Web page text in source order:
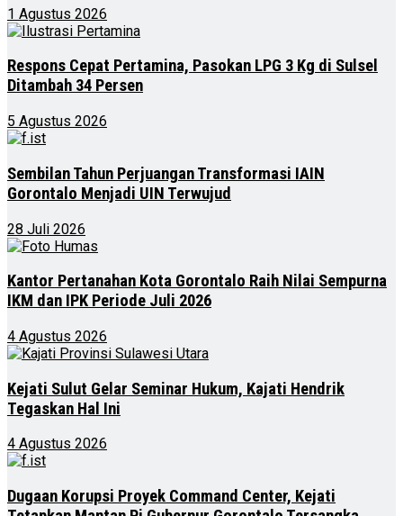
1 Agustus 2026
Respons Cepat Pertamina, Pasokan LPG 3 Kg di Sulsel
Ditambah 34 Persen
5 Agustus 2026
Sembilan Tahun Perjuangan Transformasi IAIN
Gorontalo Menjadi UIN Terwujud
28 Juli 2026
Kantor Pertanahan Kota Gorontalo Raih Nilai Sempurna
IKM dan IPK Periode Juli 2026
4 Agustus 2026
Kejati Sulut Gelar Seminar Hukum, Kajati Hendrik
Tegaskan Hal Ini
4 Agustus 2026
Dugaan Korupsi Proyek Command Center, Kejati